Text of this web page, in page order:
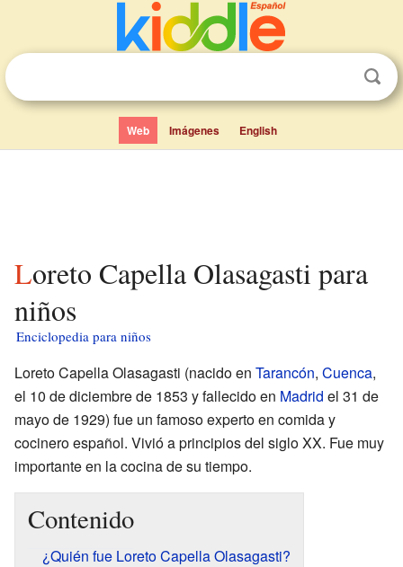
Web Imágenes English
Loreto Capella Olasagasti para
niños
Enciclopedia para niños
Loreto Capella Olasagasti (nacido en Tarancón, Cuenca,
el 10 de diciembre de 1853 y fallecido en Madrid el 31 de
mayo de 1929) fue un famoso experto en comida y
cocinero español. Vivió a principios del siglo XX. Fue muy
importante en la cocina de su tiempo.
Contenido
¿Quién fue Loreto Capella Olasagasti?